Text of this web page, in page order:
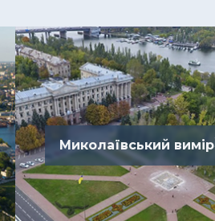
Миколаївський вимір